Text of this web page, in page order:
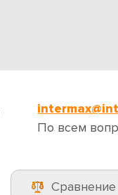
По всем
Сравнение